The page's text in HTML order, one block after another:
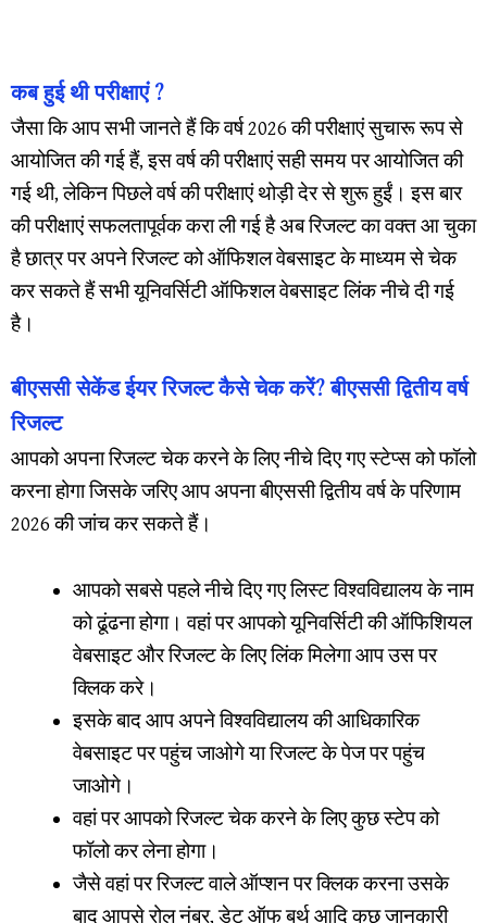
कब हुई थी परीक्षाएं ?
जैसा कि आप सभी जानते हैं कि वर्ष 2026 की परीक्षाएं सुचारू रूप से
आयोजित की गई हैं, इस वर्ष की परीक्षाएं सही समय पर आयोजित की
गई थी, लेकिन पिछले वर्ष की परीक्षाएं थोड़ी देर से शुरू हुईं। इस बार
की परीक्षाएं सफलतापूर्वक करा ली गई है अब रिजल्ट का वक्त आ चुका
है छात्र पर अपने रिजल्ट को ऑफिशल वेबसाइट के माध्यम से चेक
कर सकते हैं सभी यूनिवर्सिटी ऑफिशल वेबसाइट लिंक नीचे दी गई
है।
बीएससी सेकेंड ईयर रिजल्ट कैसे चेक करें? बीएससी द्वितीय वर्ष
रिजल्ट
आपको अपना रिजल्ट चेक करने के लिए नीचे दिए गए स्टेप्स को फॉलो
करना होगा जिसके जरिए आप अपना बीएससी द्वितीय वर्ष के परिणाम
2026 की जांच कर सकते हैं।
आपको सबसे पहले नीचे दिए गए लिस्ट विश्वविद्यालय के नाम
को ढूंढना होगा। वहां पर आपको यूनिवर्सिटी की ऑफिशियल
वेबसाइट और रिजल्ट के लिए लिंक मिलेगा आप उस पर
क्लिक करे।
इसके बाद आप अपने विश्वविद्यालय की आधिकारिक
वेबसाइट पर पहुंच जाओगे या रिजल्ट के पेज पर पहुंच
जाओगे।
वहां पर आपको रिजल्ट चेक करने के लिए कुछ स्टेप को
फॉलो कर लेना होगा।
जैसे वहां पर रिजल्ट वाले ऑप्शन पर क्लिक करना उसके
बाद आपसे रोल नंबर, डेट ऑफ बर्थ आदि कुछ जानकारी